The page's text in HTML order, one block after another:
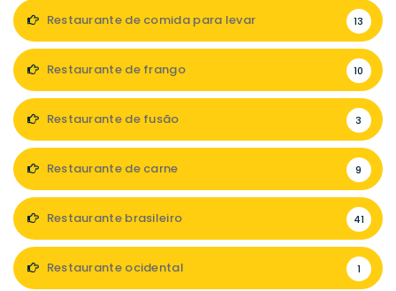
Restaurante de comida para levar 13
Restaurante de frango 10
Restaurante de fusão 3
Restaurante de carne 9
Restaurante brasileiro 41
Restaurante ocidental 1